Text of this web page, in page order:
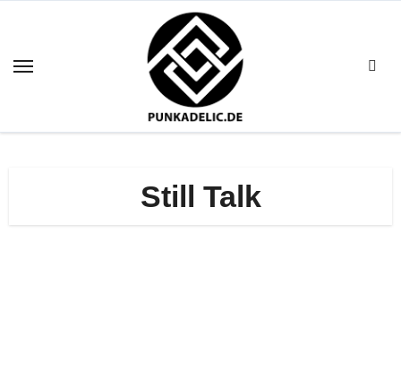
springen
Still Talk